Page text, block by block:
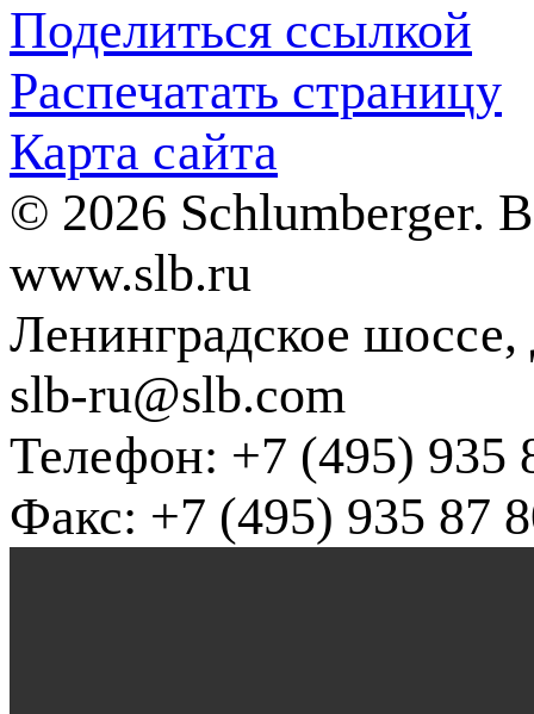
Поделиться ссылкой
Распечатать страницу
Карта сайта
© 2026 Schlumberger.
www.slb.ru
Ленинградское
slb-ru@slb.com
Телефон: +7 (495) 935
Факс: +7 (495) 935 87